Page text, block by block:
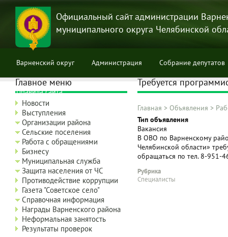
Перейти
основному
содержанию
Официальный сайт администрации
муниципального округа Челябинской
Варненский округ Администрация Собрание депутатов
Правила сайта
Требуется
Строка
навигации
Главная > Объявления >
Тип объявления
Вакансия
В ОВО по Варненскому
Челябинской области»
обращаться по тел. 8-951-
Рубрика
Специалисты
Главное меню
Новости
Выступления
Организации района
Сельские поселения
Работа с обращениями
Бизнесу
Муниципальная служба
Защита населения от ЧС
Противодействие коррупции
Газета "Советское село"
Справочная информация
Награды Варненского района
Неформальная занятость
Результаты проверок